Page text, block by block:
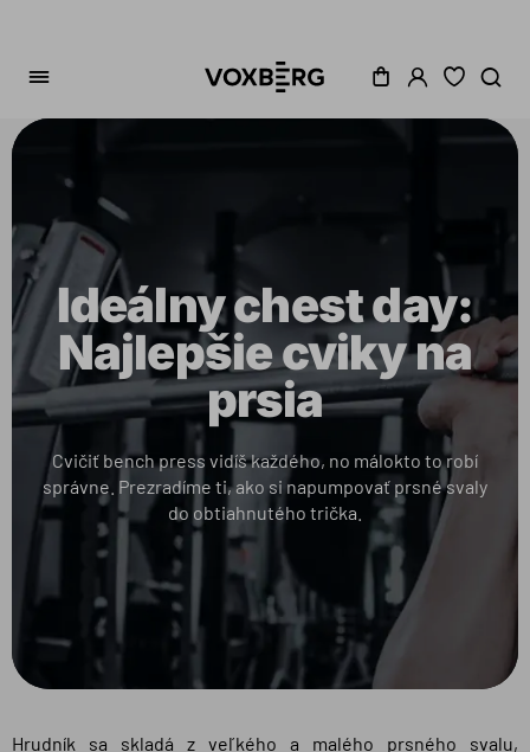
Ideálny chest day:
Najlepšie cviky na
prsia
Cvičiť bench press vidíš každého, no málokto to robí
správne. Prezradíme ti, ako si napumpovať prsné svaly
do obtiahnutého trička.
Hrudník sa skladá z veľkého a malého prsného svalu,